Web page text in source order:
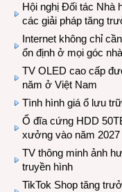
Hội nghị Đối tác Nhà
các giải pháp tăng
Internet không chỉ
ổn định ở mọi góc nhà
TV OLED cao cấp
năm ở Việt Nam
Tình hình giá ổ lưu
Ổ đĩa cứng HDD
xưởng vào năm 2027
TV thông minh ảnh
truyền hình
TikTok Shop tăng